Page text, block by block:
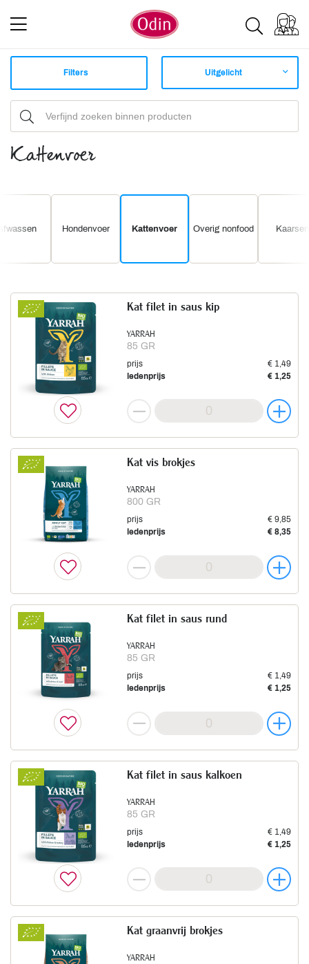
Filters Uitgelicht
Kattenvoer
Hondenvoer Kattenvoer Overig nonfood Kaarsen
YARRAH
85 GR
Kat filet in saus kip
prijs
€ 1,49
ledenprijs
€ 1,25
YARRAH
800 GR
Kat vis brokjes
prijs
€ 9,85
ledenprijs
€ 8,35
YARRAH
85 GR
Kat filet in saus rund
prijs
€ 1,49
ledenprijs
€ 1,25
YARRAH
85 GR
Kat filet in saus kalkoen
prijs
€ 1,49
ledenprijs
€ 1,25
YARRAH
Kat graanvrij brokjes